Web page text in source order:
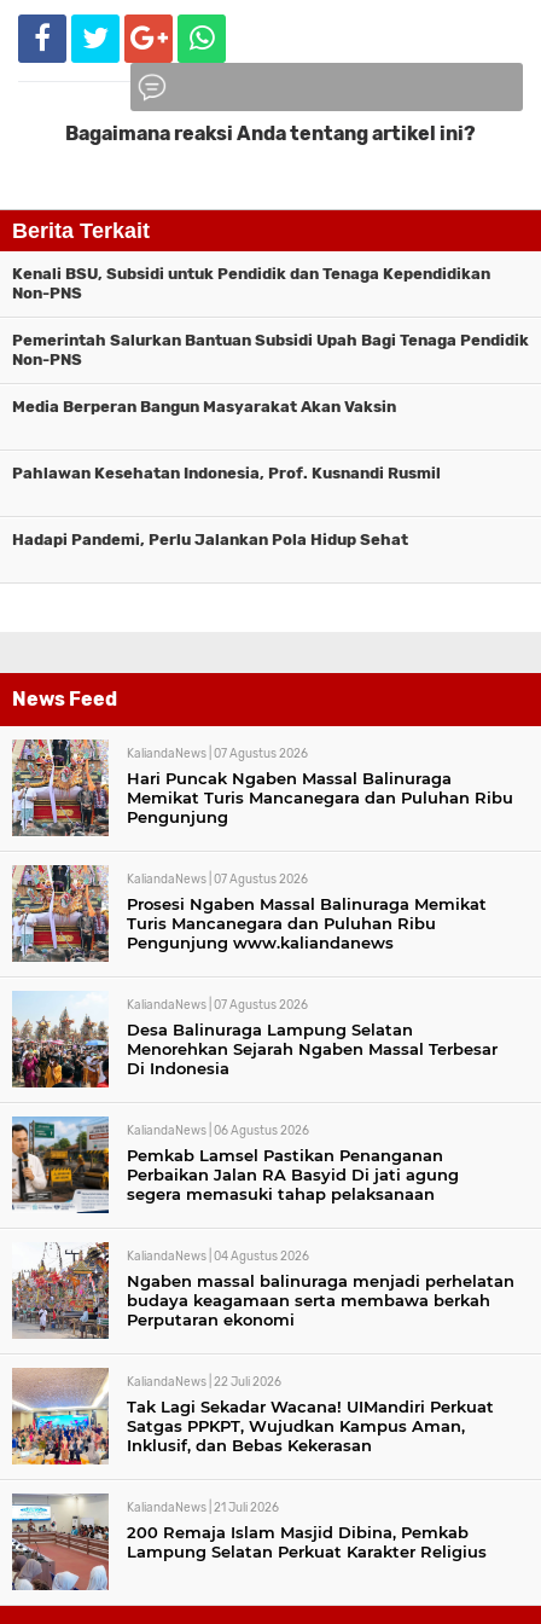
Komentar
Bagaimana reaksi Anda tentang artikel ini?
Berita Terkait
Kenali BSU, Subsidi untuk Pendidik dan Tenaga Kependidikan
Non-PNS
Pemerintah Salurkan Bantuan Subsidi Upah Bagi Tenaga Pendidik
Non-PNS
Media Berperan Bangun Masyarakat Akan Vaksin
Pahlawan Kesehatan Indonesia, Prof. Kusnandi Rusmil
Hadapi Pandemi, Perlu Jalankan Pola Hidup Sehat
News Feed
KaliandaNews | 07 Agustus 2026
Hari Puncak Ngaben Massal Balinuraga
Memikat Turis Mancanegara dan Puluhan Ribu
Pengunjung
KaliandaNews | 07 Agustus 2026
Prosesi Ngaben Massal Balinuraga Memikat
Turis Mancanegara dan Puluhan Ribu
Pengunjung www.kaliandanews
KaliandaNews | 07 Agustus 2026
Desa Balinuraga Lampung Selatan
Menorehkan Sejarah Ngaben Massal Terbesar
Di Indonesia
KaliandaNews | 06 Agustus 2026
Pemkab Lamsel Pastikan Penanganan
Perbaikan Jalan RA Basyid Di jati agung
segera memasuki tahap pelaksanaan
KaliandaNews | 04 Agustus 2026
Ngaben massal balinuraga menjadi perhelatan
budaya keagamaan serta membawa berkah
Perputaran ekonomi
KaliandaNews | 22 Juli 2026
Tak Lagi Sekadar Wacana! UIMandiri Perkuat
Satgas PPKPT, Wujudkan Kampus Aman,
Inklusif, dan Bebas Kekerasan
KaliandaNews | 21 Juli 2026
200 Remaja Islam Masjid Dibina, Pemkab
Lampung Selatan Perkuat Karakter Religius